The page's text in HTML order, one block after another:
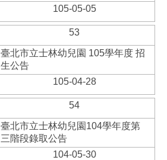
105-05-05
53
臺北市立士林幼兒園 105學年度 招
生公告
105-04-28
54
臺北市立士林幼兒園104學年度第
三階段錄取公告
104-05-30